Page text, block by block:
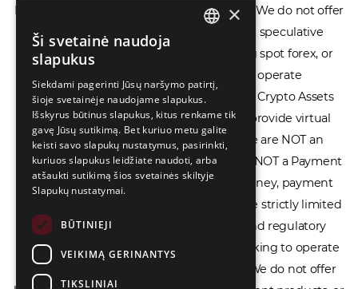
DISCLAIMER: ECOVIS ProventusLaw (Ecovis.lt) is the Law
Firm and NOT a financial services provider. We do not offer
or provide access to securities, complex speculative
financial products including CFDs, rolling spot forex, or
financial spread betting. We do not operate
cryptocurrency exchanges, we are NOT a Crypto Assets
Service Provider (CASP), and we do not provide virtual
assets software or hardware wallets. We are NOT an
Electronic Money Institution (EMI), we are NOT a Payment
Institution (PI), and we do not issue e-money, payment
services, or IBAN accounts. Our services are strictly limited
to legal advisory, licensing assistance, and regulatory
compliance consulting for businesses seeking to operate
РУССКИЙ
中文（简体
×
Ši svetainė naudoja
slapukus
Siekdami pagerinti Jūsų naršymo patirtį,
šioje svetainėje naudojame slapukus.
Išskyrus būtinus slapukus, kitus renkame tik
gavę Jūsų sutikimą. Bet kuriuo metu galite
keisti savo slapukų nustatymus, pasirinkti,
kuriuos slapukus leidžiate naudoti, arba
atšaukti sutikimą šios svetainės skiltyje
Slapukų nustatymai.
BŪTINIEJI
VEIKIMĄ GERINANTYS
TIKSLINIAI